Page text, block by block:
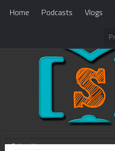
Home Podcasts Vlogs